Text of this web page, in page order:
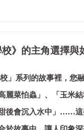
》的主角選擇與
」系列的故事裡，您
麗菜怕蟲」、「玉米
後會沉入水中」……這